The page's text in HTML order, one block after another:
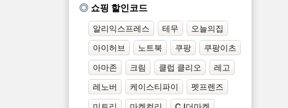
쇼핑 할인코드
알리익스프레스 테무
오늘의집
아이허브
노트북 쿠팡
쿠팡이츠
아마존
크림 클럽 클리오
레고
레노버
케이스티파이
펫프렌즈